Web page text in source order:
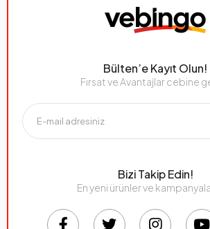
Bülten’e Kayıt Olun!
Fırsat ve Avantajlar cebine
Bizi Takip Edin!
En yeni ürünler ve